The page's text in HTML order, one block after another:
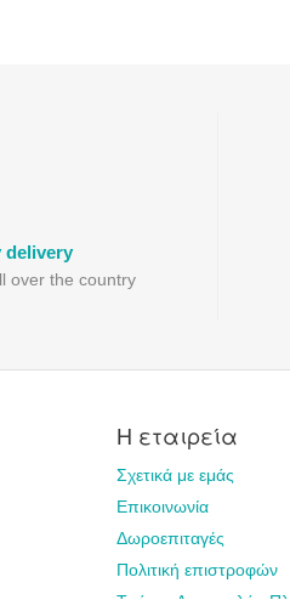
delivery
over the country
Η εταιρεία
Σχετικά με εμάς
Επικοινωνία
Δωροεπιταγές
Πολιτική επιστροφών
Τρόποι Αποστολής-